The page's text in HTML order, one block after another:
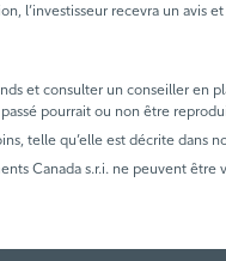
l’investisseur recevra un avis
et consulter un conseiller en
pourrait ou non être
telle qu’elle est décrite dans
Canada s.r.i. ne peuvent être